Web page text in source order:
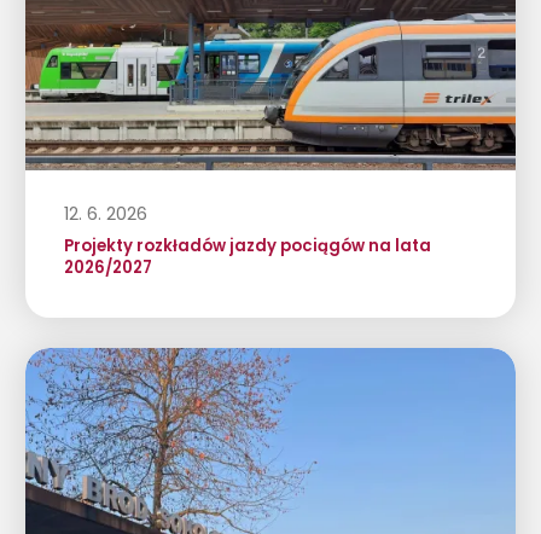
12. 6. 2026
Projekty rozkładów jazdy pociągów na lata
2026/2027